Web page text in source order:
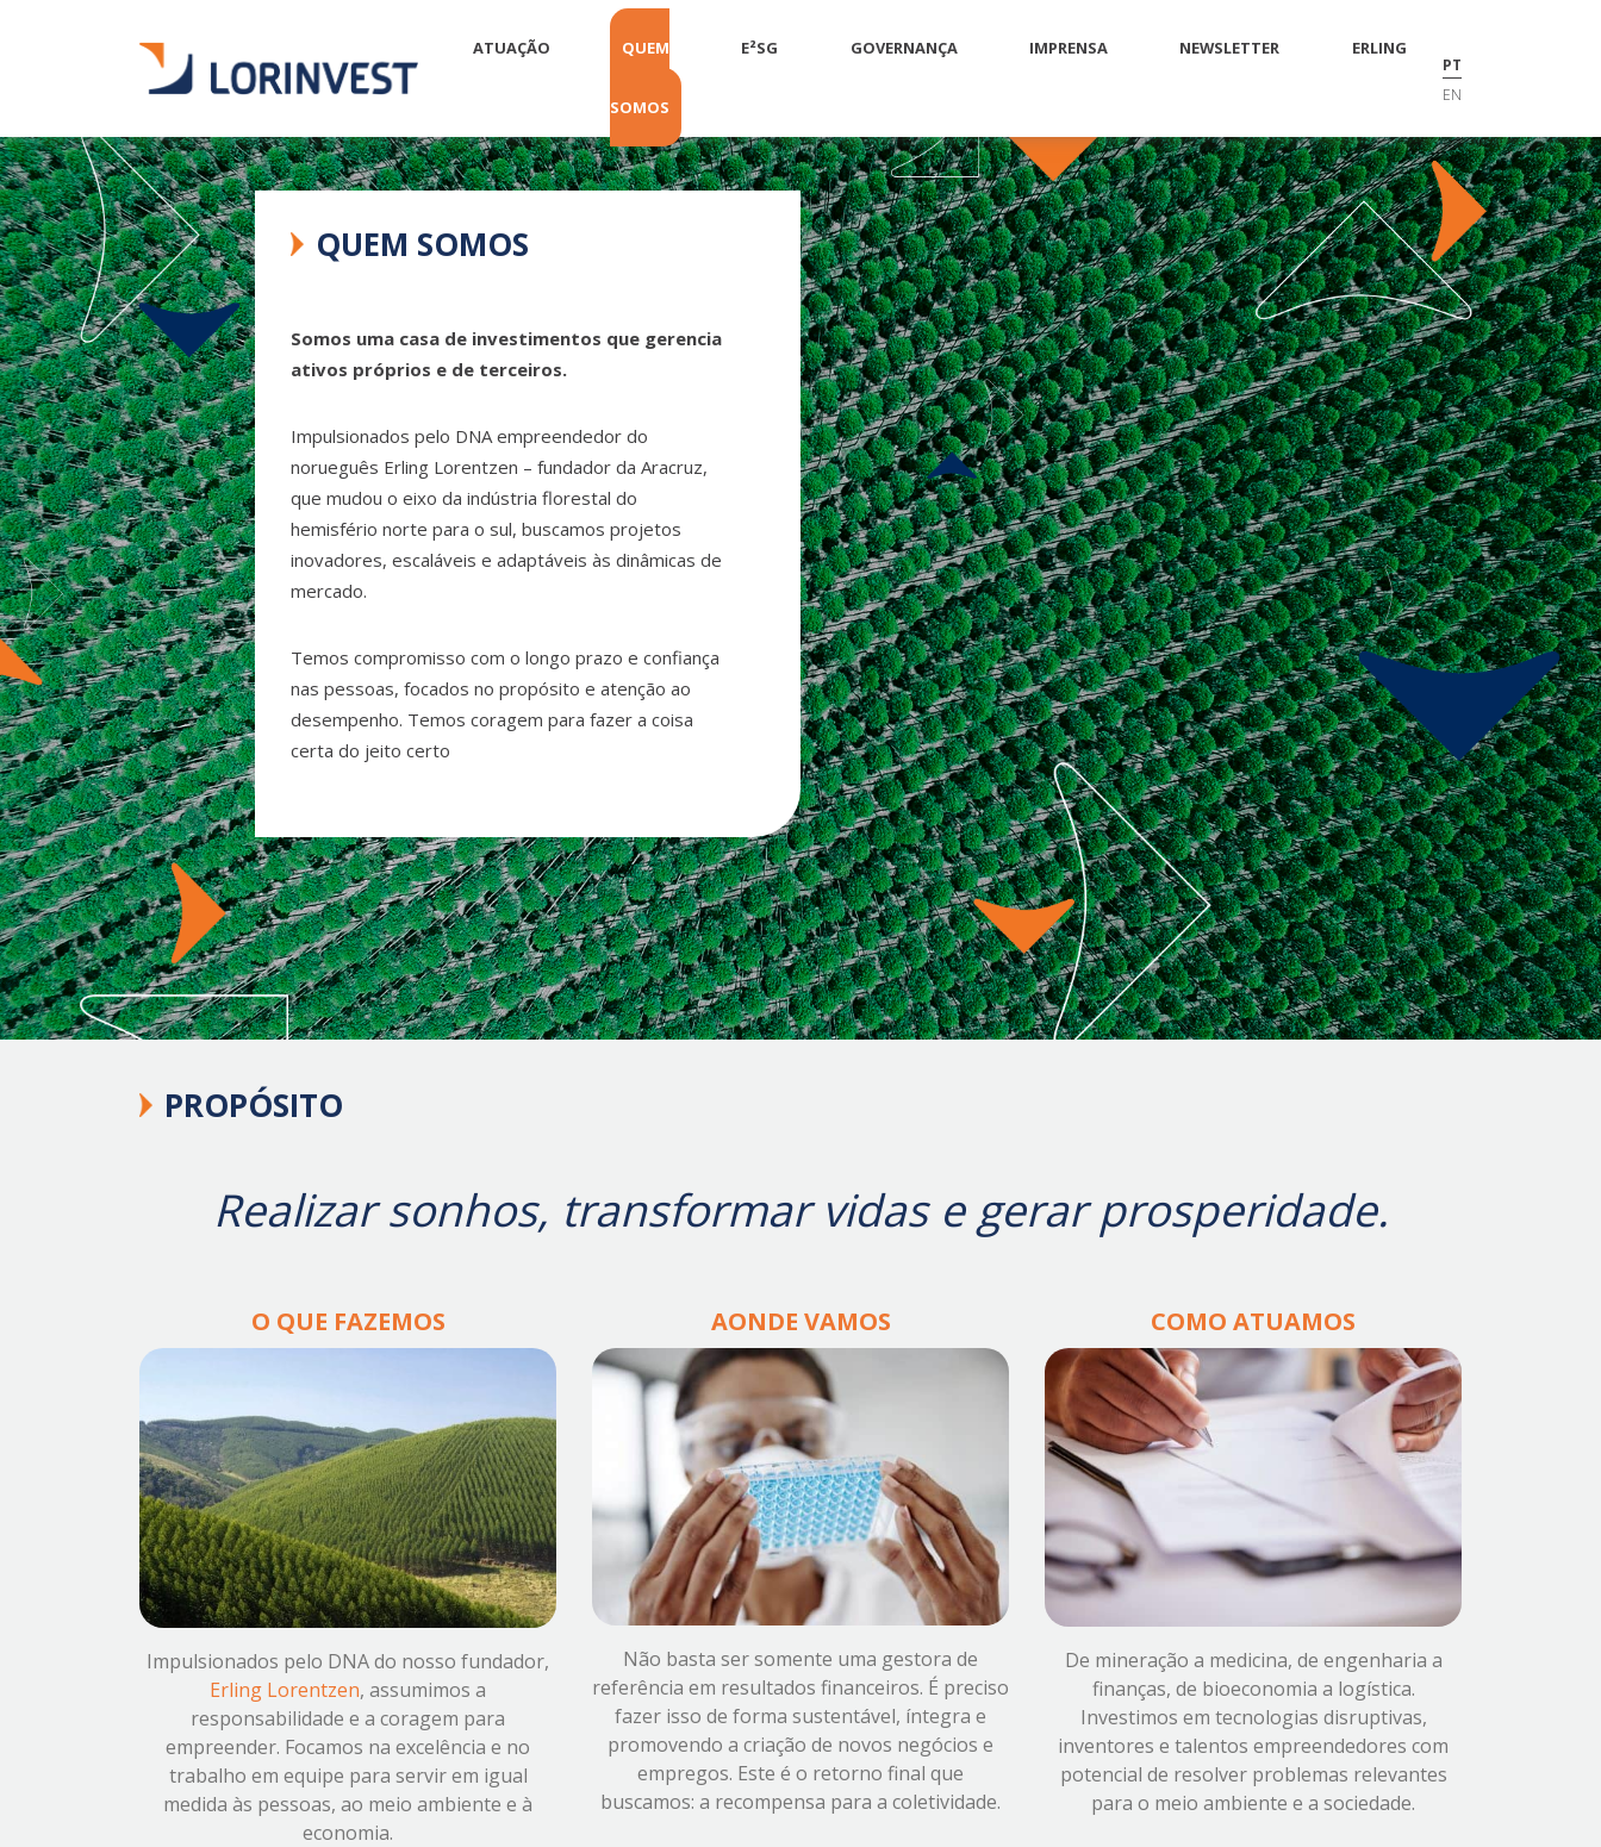
ATUAÇÃO QUEM
SOMOS
E²SG GOVERNANÇA IMPRENSA NEWSLETTER ERLING
PT
EN
QUEM SOMOS
Somos uma casa de investimentos que gerencia
ativos próprios e de terceiros.
Impulsionados pelo DNA empreendedor do
norueguês Erling Lorentzen – fundador da Aracruz,
que mudou o eixo da indústria florestal do
hemisfério norte para o sul, buscamos projetos
inovadores, escaláveis e adaptáveis às dinâmicas de
mercado.
Temos compromisso com o longo prazo e confiança
nas pessoas, focados no propósito e atenção ao
desempenho. Temos coragem para fazer a coisa
certa do jeito certo
PROPÓSITO
Realizar sonhos, transformar vidas e gerar prosperidade.
O QUE FAZEMOS
Impulsionados pelo DNA do nosso fundador,
Erling Lorentzen, assumimos a
responsabilidade e a coragem para
empreender. Focamos na excelência e no
trabalho em equipe para servir em igual
medida às pessoas, ao meio ambiente e à
economia.
AONDE VAMOS
Não basta ser somente uma gestora de
referência em resultados financeiros. É preciso
fazer isso de forma sustentável, íntegra e
promovendo a criação de novos negócios e
empregos. Este é o retorno final que
buscamos: a recompensa para a coletividade.
COMO ATUAMOS
De mineração a medicina, de engenharia a
finanças, de bioeconomia a logística.
Investimos em tecnologias disruptivas,
inventores e talentos empreendedores com
potencial de resolver problemas relevantes
para o meio ambiente e a sociedade.